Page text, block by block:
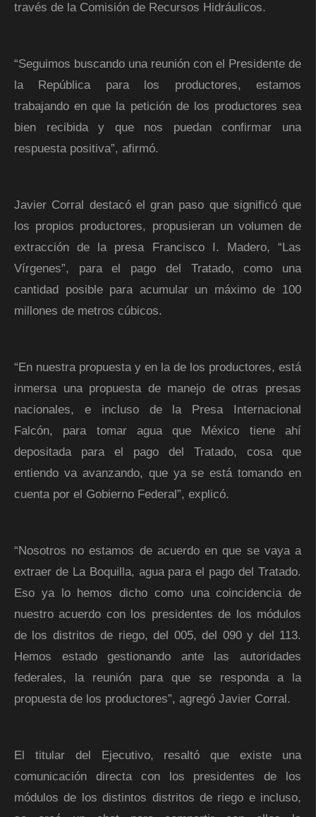
través de la Comisión de Recursos Hidráulicos.
“Seguimos buscando una reunión con el Presidente de
la República para los productores, estamos
trabajando en que la petición de los productores sea
bien recibida y que nos puedan confirmar una
respuesta positiva”, afirmó.
Javier Corral destacó el gran paso que significó que
los propios productores, propusieran un volumen de
extracción de la presa Francisco I. Madero, “Las
Vírgenes”, para el pago del Tratado, como una
cantidad posible para acumular un máximo de 100
millones de metros cúbicos.
“En nuestra propuesta y en la de los productores, está
inmersa una propuesta de manejo de otras presas
nacionales, e incluso de la Presa Internacional
Falcón, para tomar agua que México tiene ahí
depositada para el pago del Tratado, cosa que
entiendo va avanzando, que ya se está tomando en
cuenta por el Gobierno Federal”, explicó.
“Nosotros no estamos de acuerdo en que se vaya a
extraer de La Boquilla, agua para el pago del Tratado.
Eso ya lo hemos dicho como una coincidencia de
nuestro acuerdo con los presidentes de los módulos
de los distritos de riego, del 005, del 090 y del 113.
Hemos estado gestionando ante las autoridades
federales, la reunión para que se responda a la
propuesta de los productores”, agregó Javier Corral.
El titular del Ejecutivo, resaltó que existe una
comunicación directa con los presidentes de los
módulos de los distintos distritos de riego e incluso,